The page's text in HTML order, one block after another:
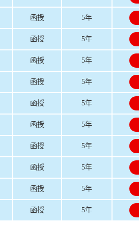
函授 5年
函授 5年
函授 5年
函授 5年
函授 5年
函授 5年
函授 5年
函授 5年
函授 5年
函授 5年